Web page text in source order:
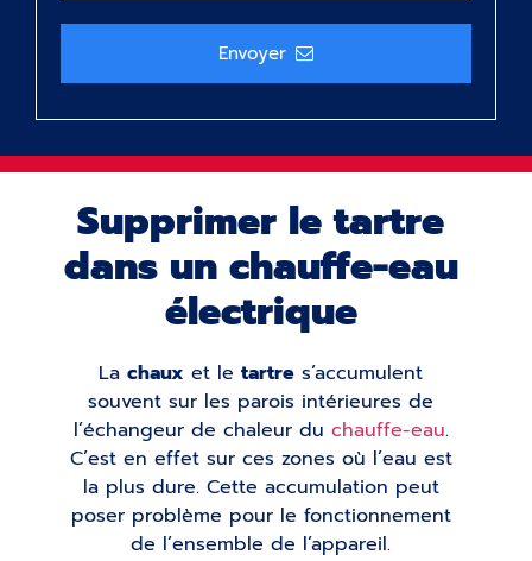
Envoyer
Supprimer le tartre
dans un chauffe-eau
électrique
Lachaux et letartre s’accumulent
souvent sur les parois intérieures de
l’échangeur de chaleur du chauffe-eau.
C’est en effet sur ces zones où l’eau est
la plus dure. Cette accumulation peut
poser problème pour le fonctionnement
de l’ensemble de l’appareil.